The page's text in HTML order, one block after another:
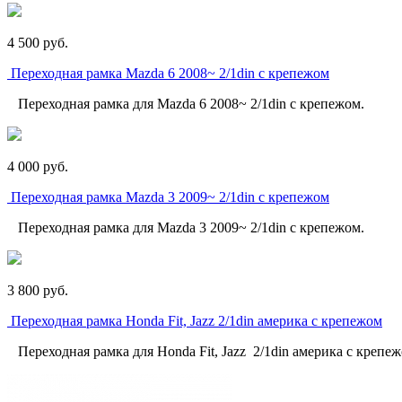
4 500 pуб.
Переходная рамка Mazda 6 2008~ 2/1din с крепежом
Переходная рамка для Mazda 6 2008~ 2/1din с крепежом.
4 000 pуб.
Переходная рамка Mazda 3 2009~ 2/1din с крепежом
Переходная рамка для Mazda 3 2009~ 2/1din с крепежом.
3 800 pуб.
Переходная рамка Honda Fit, Jazz 2/1din америка с крепежом
Переходная рамка для Honda Fit, Jazz 2/1din америка с